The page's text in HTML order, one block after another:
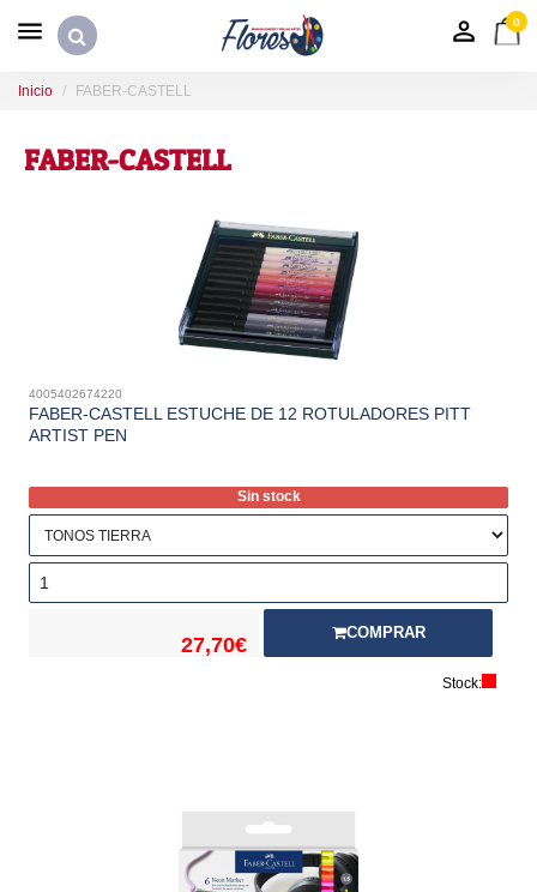
0
Inicio FABER-CASTELL
FABER-CASTELL
4005402674220
FABER-CASTELL ESTUCHE DE 12 ROTULADORES PITT
ARTIST PEN
Sin stock
27,70€
COMPRAR
Stock: